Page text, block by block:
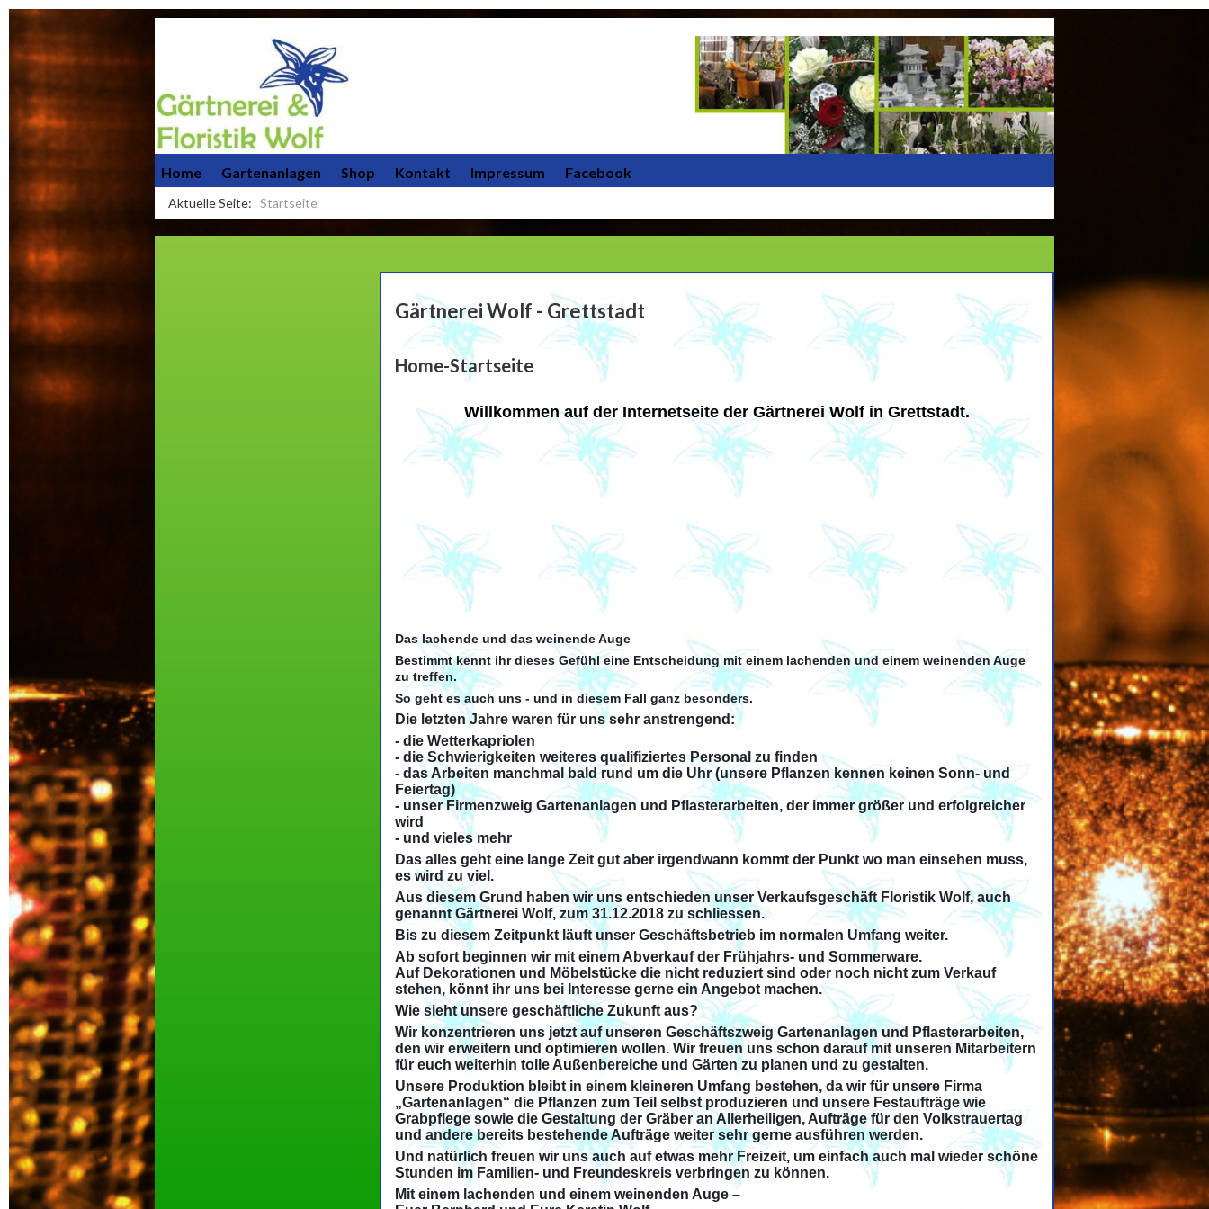
Home Gartenanlagen Shop Kontakt Impressum Facebook
Aktuelle Seite: Startseite
Gärtnerei Wolf - Grettstadt
Home-Startseite
Willkommen auf der Internetseite der Gärtnerei Wolf in Grettstadt.
Das lachende und das weinende Auge
Bestimmt kennt ihr dieses Gefühl eine Entscheidung mit einem lachenden und einem weinenden Auge
zu treffen.
So geht es auch uns - und in diesem Fall ganz besonders.
Die letzten Jahre waren für uns sehr anstrengend:
- die Wetterkapriolen
- die Schwierigkeiten weiteres qualifiziertes Personal zu finden
- das Arbeiten manchmal bald rund um die Uhr (unsere Pflanzen kennen keinen Sonn- und
Feiertag)
- unser Firmenzweig Gartenanlagen und Pflasterarbeiten, der immer größer und erfolgreicher
wird
- und vieles mehr
Das alles geht eine lange Zeit gut aber irgendwann kommt der Punkt wo man einsehen muss,
es wird zu viel.
Aus diesem Grund haben wir uns entschieden unser Verkaufsgeschäft Floristik Wolf, auch
genannt Gärtnerei Wolf, zum 31.12.2018 zu schliessen.
Bis zu diesem Zeitpunkt läuft unser Geschäftsbetrieb im normalen Umfang weiter.
Ab sofort beginnen wir mit einem Abverkauf der Frühjahrs- und Sommerware.
Auf Dekorationen und Möbelstücke die nicht reduziert sind oder noch nicht zum Verkauf
stehen, könnt ihr uns bei Interesse gerne ein Angebot machen.
Wie sieht unsere geschäftliche Zukunft aus?
Wir konzentrieren uns jetzt auf unseren Geschäftszweig Gartenanlagen und Pflasterarbeiten,
den wir erweitern und optimieren wollen. Wir freuen uns schon darauf mit unseren Mitarbeitern
für euch weiterhin tolle Außenbereiche und Gärten zu planen und zu gestalten.
Unsere Produktion bleibt in einem kleineren Umfang bestehen, da wir für unsere Firma
„Gartenanlagen“ die Pflanzen zum Teil selbst produzieren und unsere Festaufträge wie
Grabpflege sowie die Gestaltung der Gräber an Allerheiligen, Aufträge für den Volkstrauertag
und andere bereits bestehende Aufträge weiter sehr gerne ausführen werden.
Und natürlich freuen wir uns auch auf etwas mehr Freizeit, um einfach auch mal wieder schöne
Stunden im Familien- und Freundeskreis verbringen zu können.
Mit einem lachenden und einem weinenden Auge –